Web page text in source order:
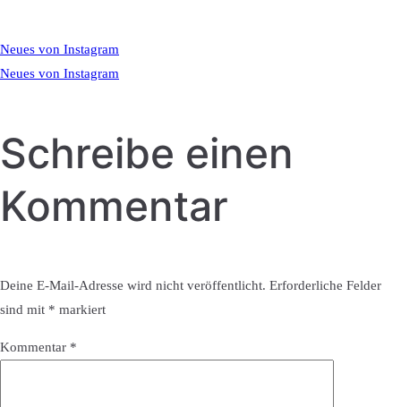
Neues von Instagram
Neues von Instagram
Schreibe einen
Kommentar
Deine E-Mail-Adresse wird nicht veröffentlicht. Erforderliche Felder
sind mit * markiert
Kommentar *